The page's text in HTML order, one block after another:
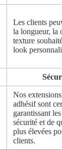
Les clients
la longueur, la
texture
look
Nos
adhésif sont
garantissant
sécurité et de
plus élevées
clients.